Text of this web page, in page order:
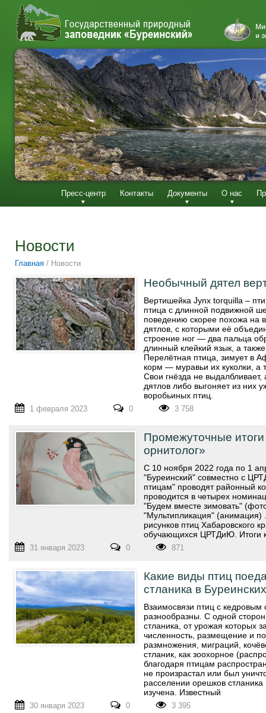
Пресс-центр Контакты Документы О нас
Новости
Главная / Новости
Необычный дятел
Вертишейка Jynx torquilla –
птица с длинной подвижной
поведению скорее похожа на
дятлов, с которыми её
строение ног — два пальца
длинный клейкий язык, а
Перелётная птица, зимует в
корм — муравьи их куколки, а
Свои гнёзда не
дятлов либо выгоняет из них
воробьиных птиц.
1 февраля 2023 0 3 758
Промежуточные
орнитолог»
С 10 ноября 2022 года по 1
"Буреинский" совместно с
птицам" проводят районный
проводится в четырех
"Будем вместе зимовать"
"Мультипликация" (анимация)
рисунков птиц
обучающихся ЦРТДиЮ. Итоги
31 января 2023 0 871
Какие виды птиц
стланика в
Взаимосвязи птиц с
разнообразны. С одной
стланика, от урожая которых
численность, размещение и
размножения, миграций,
стланик, как зоохорное
благодаря птицам
не произрастал или был
расселении орешков
изучена. Известный
30 января 2023 0 3 395